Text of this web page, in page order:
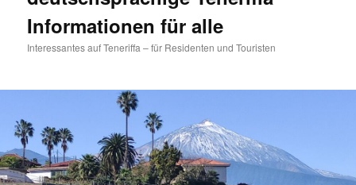
Informationen für alle
Interessantes auf Teneriffa – für Residenten und Touristen